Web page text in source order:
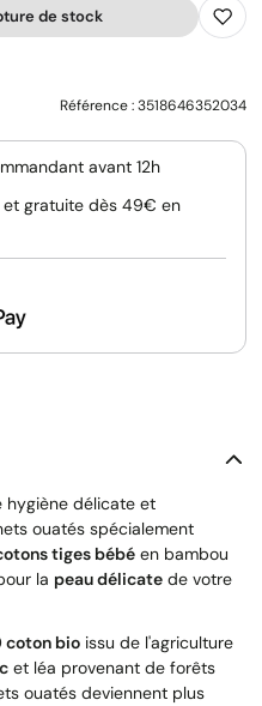
de stock
Référence :3518646352034
avant 12h
gratuite dès 49€ en
hygiène délicate et
ouatés spécialement
tiges bébé en bambou
la peau délicate de votre
coton bio issu de l'agriculture
et léa provenant de forêts
ouatés deviennent plus